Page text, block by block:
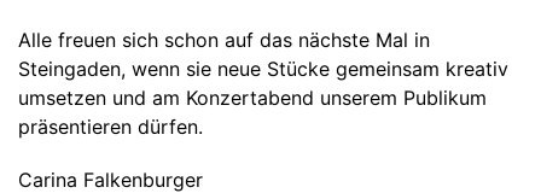
Alle freuen sich schon auf das nächste Mal in
Steingaden, wenn sie neue Stücke gemeinsam kreativ
umsetzen und am Konzertabend unserem Publikum
präsentieren dürfen.
Carina Falkenburger